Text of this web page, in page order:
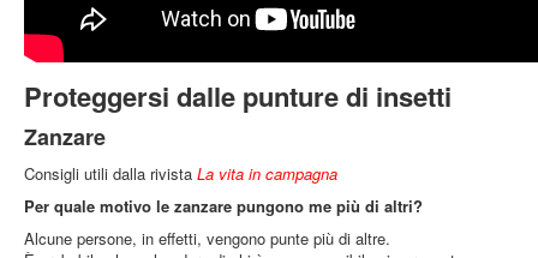
Proteggersi dalle punture di insetti
Zanzare
Consigli utili dalla rivista La vita in campagna
Per quale motivo le zanzare pungono me più di altri?
Alcune persone, in effetti, vengono punte più di altre.